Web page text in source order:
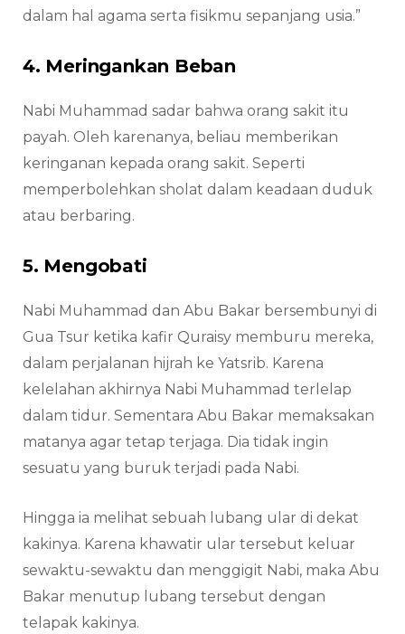
dalam hal agama serta fisikmu sepanjang usia.”
4. Meringankan Beban
Nabi Muhammad sadar bahwa orang sakit itu
payah. Oleh karenanya, beliau memberikan
keringanan kepada orang sakit. Seperti
memperbolehkan sholat dalam keadaan duduk
atau berbaring.
5. Mengobati
Nabi Muhammad dan Abu Bakar bersembunyi di
Gua Tsur ketika kafir Quraisy memburu mereka,
dalam perjalanan hijrah ke Yatsrib. Karena
kelelahan akhirnya Nabi Muhammad terlelap
dalam tidur. Sementara Abu Bakar memaksakan
matanya agar tetap terjaga. Dia tidak ingin
sesuatu yang buruk terjadi pada Nabi.
Hingga ia melihat sebuah lubang ular di dekat
kakinya. Karena khawatir ular tersebut keluar
sewaktu-sewaktu dan menggigit Nabi, maka Abu
Bakar menutup lubang tersebut dengan
telapak kakinya.